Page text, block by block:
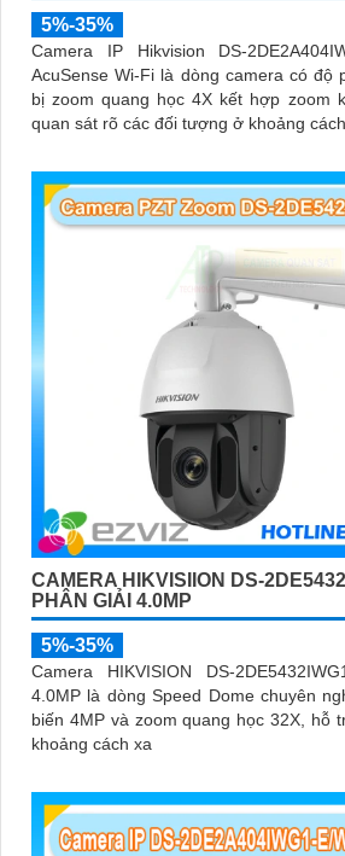
5%-35%
Camera IP Hikvision DS-
AcuSense Wi-Fi là dòng camera có độ
bị zoom quang học 4X kết hợp zoom
quan sát rõ các đối tượng ở khoảng
CAMERA HIKVISIION DS-
PHÂN GIẢI 4.0MP
5%-35%
Camera HIKVISION DS-
4.0MP là dòng Speed Dome chuyên
biến 4MP và zoom quang học 32X, hỗ
khoảng cách xa